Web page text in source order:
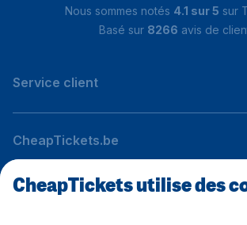
Nous sommes notés 4.1 sur 5 sur
Basé sur 8266 avis de
Service client
CheapTickets.be
Sites internationaux
CheapTickets utilise des